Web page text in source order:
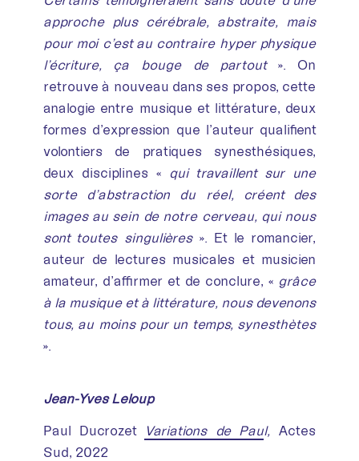
approche plus cérébrale, abstraite, mais
pour moi c’est au contraire hyper physique
l’écriture, ça bouge de partout». On
retrouve à nouveau dans ses propos, cette
analogie entre musique et littérature, deux
formes d’expression que l’auteur qualifient
volontiers de pratiques synesthésiques,
deux disciplines « qui travaillent sur une
sorte d’abstraction du réel, créent des
images au sein de notre cerveau, qui nous
sont toutes singulières». Et le romancier,
auteur de lectures musicales et musicien
amateur, d’affirmer et de conclure, « grâce
à la musique et à littérature, nous devenons
tous, au moins pour un temps, synesthètes
».
Jean-Yves Leloup
Paul Ducrozet
Variations de Paul,Actes
Sud, 2022